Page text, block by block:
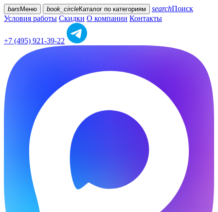
bars Меню book_circleКаталог по категориям searchПоиск
Условия работы Скидки О компании Контакты
+7 (495) 921-39-22